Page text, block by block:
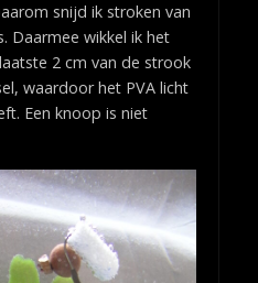
snijd ik stroken van
Daarmee wikkel ik het
2 cm van de strook
waardoor het PVA licht
Een knoop is niet